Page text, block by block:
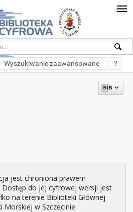
Wyszukiwanie zaawansowane ?
jest chroniona prawem
Dostęp do jej cyfrowej wersji jest
na terenie Biblioteki Głównej
Morskiej w Szczecinie.